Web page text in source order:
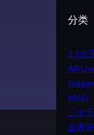
分类
2.5次
AR
MAD
三次元
业界